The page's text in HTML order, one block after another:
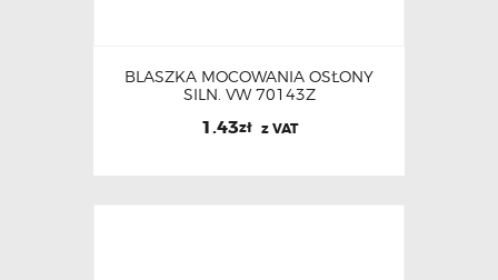
BLASZKA MOCOWANIA OSŁONY
SILN. VW 70143Z
1.43zł z VAT